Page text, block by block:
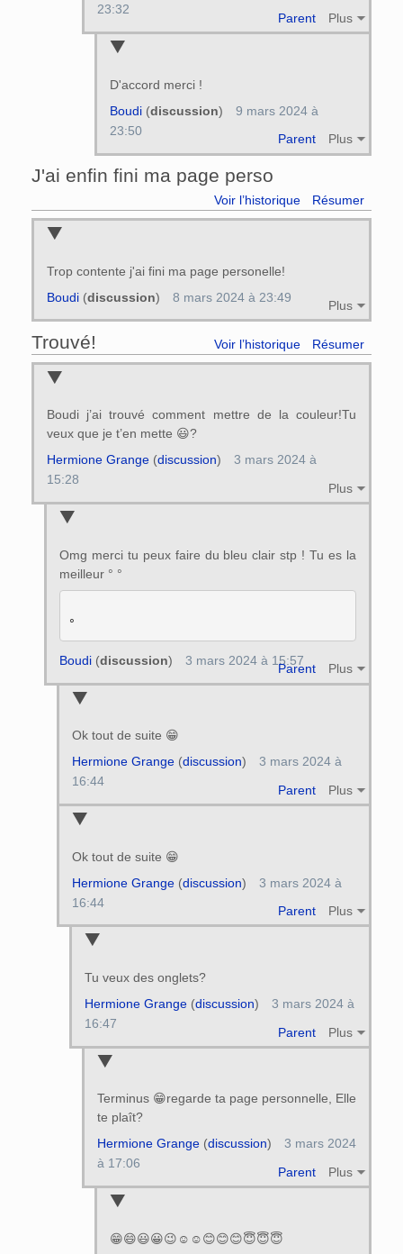
Parent Plus
23:32
D'accord merci !
Parent Plus
Boudi(discussion)
9 mars 2024 à
23:50
J'ai enfin fini ma page perso
Voir l’historique Résumer
Trop contente j'ai fini ma page personelle!
Plus
Boudi(discussion) 8 mars 2024 à 23:49
Trouvé! Voir l’historique Résumer
Boudi j’ai trouvé comment mettre de la couleur!Tu
veux que je t’en mette 😃?
Plus
Hermione Grange(discussion)
3 mars 2024 à
15:28
Omg merci tu peux faire du bleu clair stp ! Tu es la
meilleur ° °
Parent Plus
Boudi(discussion) 3 mars 2024 à 15:57
Ok tout de suite 😁
Parent Plus
Hermione Grange(discussion)
3 mars 2024 à
16:44
Ok tout de suite 😁
Parent Plus
Hermione Grange(discussion)
3 mars 2024 à
16:44
Tu veux des onglets?
Parent Plus
Hermione Grange(discussion)
3 mars 2024 à
16:47
Terminus 😁regarde ta page personnelle, Elle
te plaît?
Parent Plus
Hermione Grange(discussion)
3 mars 2024
à 17:06
😁😄😃😀😉☺️☺️😊😊😊😇😇😇